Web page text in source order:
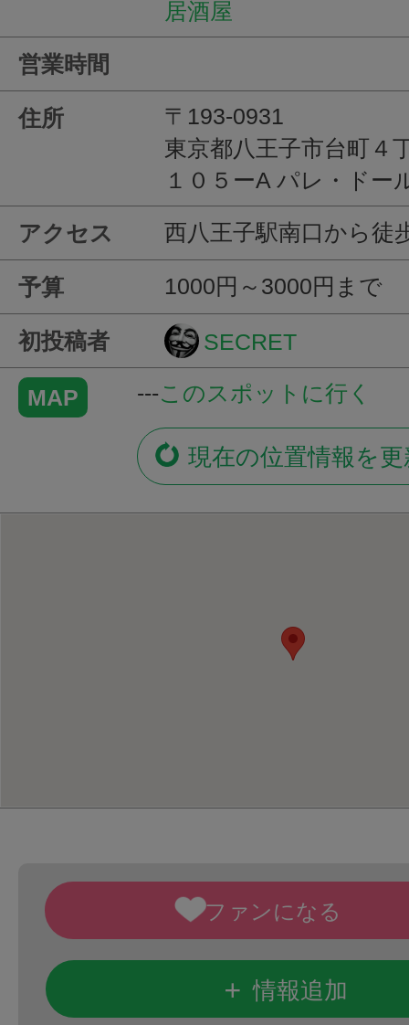
居酒屋
営業時間
住所
〒193-0931
東京都八王子市台町４
１０５ーA パレ・ドー
アクセス 西八王子駅南口から徒
予算 1000円～3000円まで
初投稿者 SECRET
MAP ---このスポットに行く
現在の位置情報を
+ 情報追加